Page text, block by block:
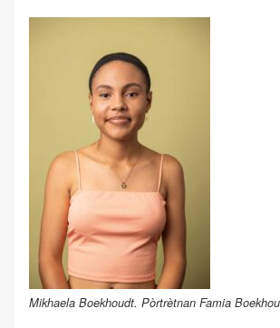
Mikhaela Boekhoudt. Pòrtrètnan Famia